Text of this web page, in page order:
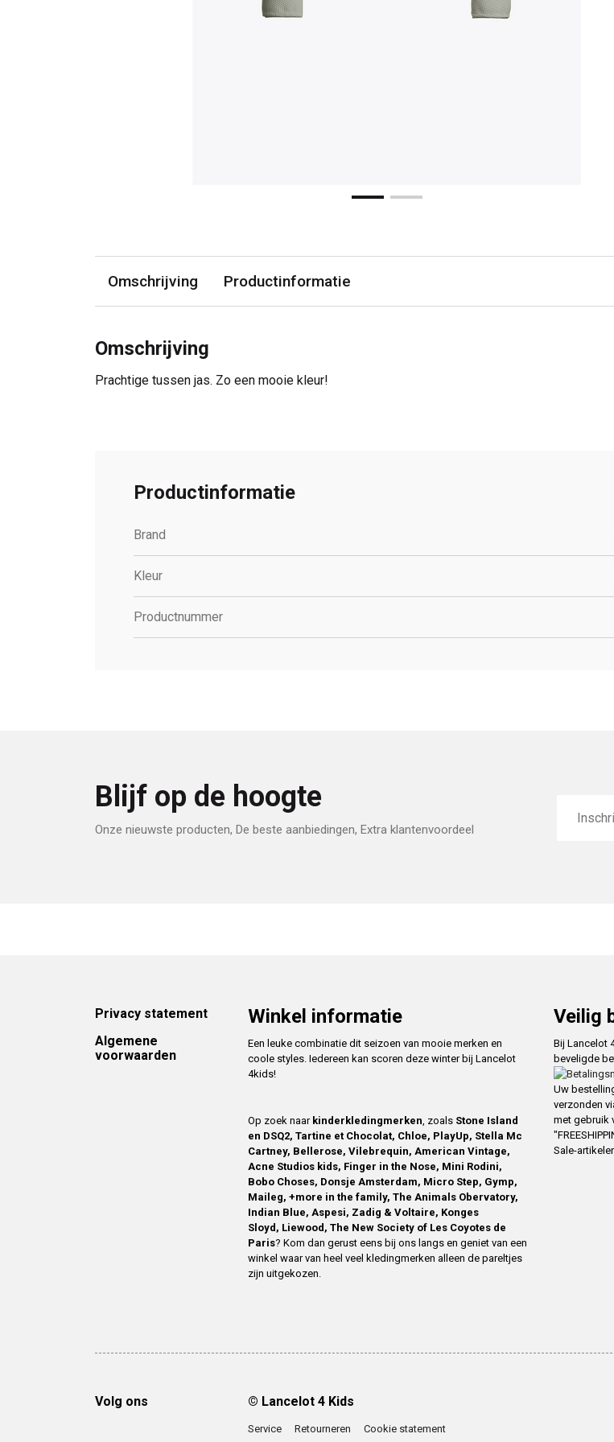
Omschrijving Productinformatie
Omschrijving
Prachtige tussen jas. Zo een mooie kleur!
Productinformatie
Brand
Kleur
Productnummer
Blijf op de hoogte
Onze nieuwste producten, De beste aanbiedingen, Extra klantenvoordeel
mailadres
Footer
Privacy statement
Algemene
voorwaarden
Winkel informatie
Een leuke combinatie dit seizoen van mooie merken en
coole styles. Iedereen kan scoren deze winter bij Lancelot
4kids!
Op zoek naar kinderkledingmerken , zoals Stone Island
en DSQ2, Tartine et Chocolat, Chloe, PlayUp, Stella Mc
Cartney, Bellerose, Vilebrequin, American Vintage,
Acne Studios kids, Finger in the Nose, Mini Rodini,
Bobo Choses, Donsje Amsterdam, Micro Step, Gymp,
Maileg, +more in the family, The Animals Obervatory,
Indian Blue, Aspesi, Zadig & Voltaire, Konges
Sloyd, Liewood, The New Society of Les Coyotes de
Paris? Kom dan gerust eens bij ons langs en geniet van een
winkel waar van heel veel kledingmerken alleen de pareltjes
zijn uitgekozen.
Veilig
Bij Lancelot
beveligde
Uw
verzonden
met gebruik
Sale-
Volg ons © Lancelot 4 Kids
Service Retourneren Cookie statement